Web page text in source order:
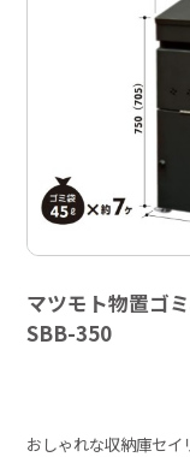
マツモト物置ゴ
SBB-350
おしゃれな収納庫セ